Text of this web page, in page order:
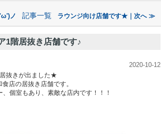
ノ 記事一覧 ラウンジ向け店舗です★｜次へ ≫
1階居抜き店舗です♪
2020-10-12
抜きが出ました★
店の居抜き店舗です。
個室もあり、素敵な店内です！！！